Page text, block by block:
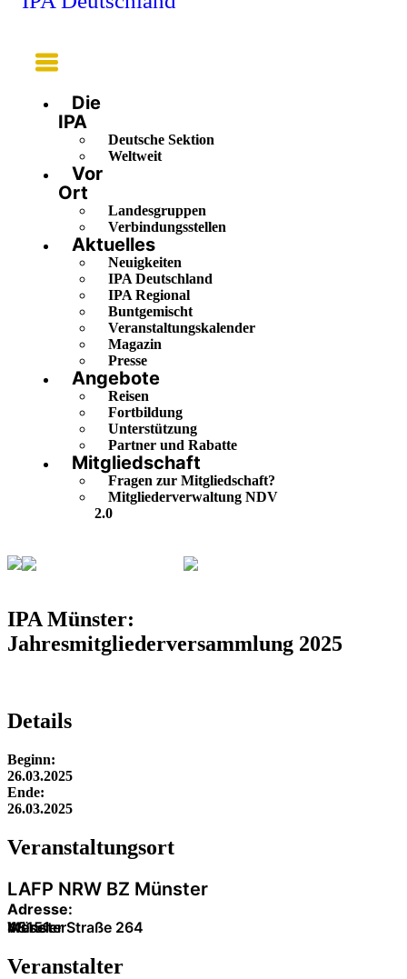
Main
Menu
Die
IPA
Deutsche Sektion
Weltweit
Vor
Ort
Landesgruppen
Verbindungsstellen
Aktuelles
Neuigkeiten
IPA Deutschland
IPA Regional
Buntgemischt
Veranstaltungskalender
Magazin
Presse
Angebote
Reisen
Fortbildung
Unterstützung
Partner und Rabatte
Mitgliedschaft
Fragen zur Mitgliedschaft?
Mitgliederverwaltung NDV
2.0
IPA Münster:
Jahresmitgliederversammlung 2025
Details
Beginn:
26.03.2025
Ende:
26.03.2025
Veranstaltung­sort
LAFP NRW BZ Münster
Adresse:
Weseler Straße 264
48151
Münster
Veranstalter